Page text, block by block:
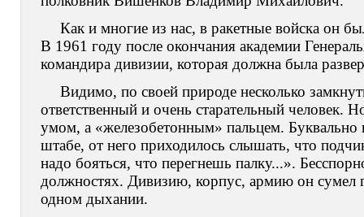
Как и многие из нас, в ракетные войска он
В 1961 году после окончания академии
командира дивизии, которая должна была
Видимо, по своей природе несколько
ответственный и очень старательный человек.
умом, а «железобетонным» пальцем. Буквально
штабе, от него приходилось слышать, что
надо бояться, что перегнешь палку...».
должностях. Дивизию, корпус, армию он сумел
одном дыхании.